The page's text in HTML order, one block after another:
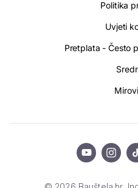
Politika
Uvjeti
Pretplata - Često